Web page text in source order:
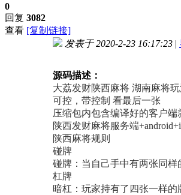
0
回复 3082
查看 [复制链接]
发表于 2020-2-23 16:17:23 |
源码描述：
大荔发财陕西麻将 湖南麻将
可控，带控制 看最后一张
压缩包内包含编译好的客户端
陕西发财麻将服务端
陕西麻将规则
碰牌
碰牌：当自己手中有两张同样
杠牌
暗杠：玩家持有了四张一样的